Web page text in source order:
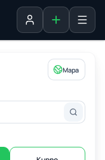
Zaloguj sięDodaj
Mapa